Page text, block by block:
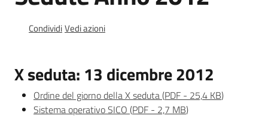
Elenco
merito
CondividiVedi azioni
X seduta: 13 dicembre 2012
Ordine del giorno della X seduta(PDF - 25,4 KB)
Sistema operativo SICO (PDF - 2,7 MB)